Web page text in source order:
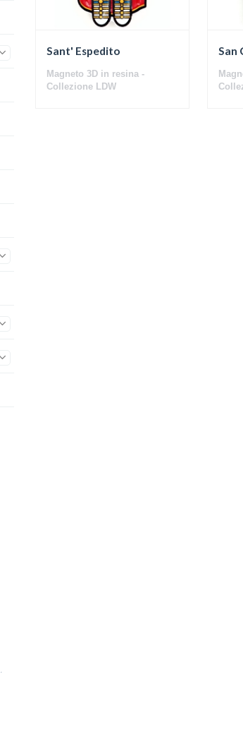
Sant' Espedito
Magneto 3D in resina -
Collezione LDW
San